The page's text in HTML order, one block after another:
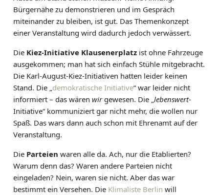
E
L
T
I
Z
E
Bürgernähe zu demonstrieren und im Gespräch
miteinander zu bleiben, ist gut. Das Themenkonzept
einer Veranstaltung wird dadurch jedoch verwässert.
Die Kiez-Initiative Klausenerplatz ist ohne Fahrzeuge
ausgekommen; man hat sich einfach Stühle mitgebracht.
Die Karl-August-Kiez-Initiativen hatten leider keinen
Stand. Die „demokratische Initiative“ war leider nicht
informiert – das wären wirgewesen. Die „lebenswert-
Initiative“ kommuniziert gar nicht mehr, die wollen nur
Spaß. Das wars dann auch schon mit Ehrenamt auf der
Veranstaltung.
Die Parteien waren alle da. Ach, nur die Etablierten?
Warum denn das? Waren andere Parteien nicht
eingeladen? Nein, waren sie nicht. Aber das war
bestimmt ein Versehen. Die Klimaliste Berlin will